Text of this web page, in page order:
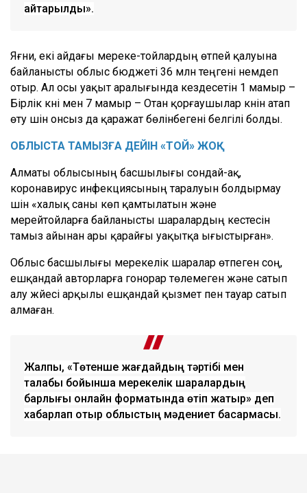
қайтарылды».
Яғни, екі айдағы мереке-тойлардың өтпей қалуына
байланысты облыс бюджеті 36 млн теңгені үнемдеп
отыр. Ал осы уақыт аралығында кездесетін 1 мамыр –
Бірлік күні мен 7 мамыр – Отан қорғаушылар күнін атап
өту үшін онсыз да қаражат бөлінбегені белгілі болды.
ОБЛЫСТА ТАМЫЗҒА ДЕЙІН «ТОЙ» ЖОҚ
Алматы облысының басшылығы сондай-ақ,
коронавирус инфекциясының таралуын болдырмау
үшін «халық саны көп қамтылатын және
мерейтойларға байланысты шаралардың кестесін
тамыз айынан ары қарайғы уақытқа ығыстырған».
Облыс басшылығы мерекелік шаралар өтпеген соң,
ешқандай авторларға гонорар төлемеген және сатып
алу жүйесі арқылы ешқандай қызмет пен тауар сатып
алмаған.
Жалпы, «Төтенше жағдайдың тәртібі мен
талабы бойынша мерекелік шаралардың
барлығы онлайн форматында өтіп жатыр» деп
хабарлап отыр облыстың мәдениет басқармасы.